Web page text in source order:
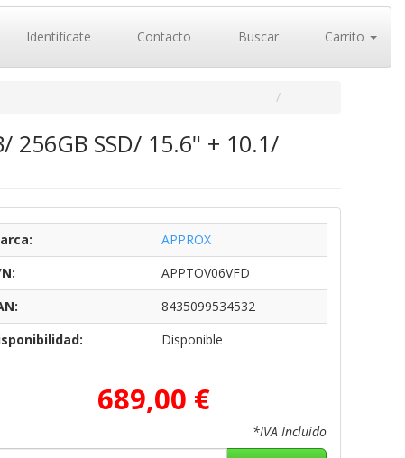
Identifícate Contacto Buscar Carrito
256GB SSD/ 15.6" + 10.1/
APPROX
APPTOV06VFD
8435099534532
Disponible
689,00 €
*IVA Incluido